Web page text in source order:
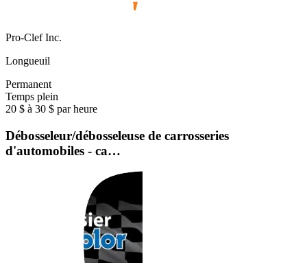
Pro-Clef Inc.
Longueuil
Permanent
Temps plein
20 $ à 30 $ par heure
Débosseleur/débosseleuse de carrosseries
d'automobiles - ca…